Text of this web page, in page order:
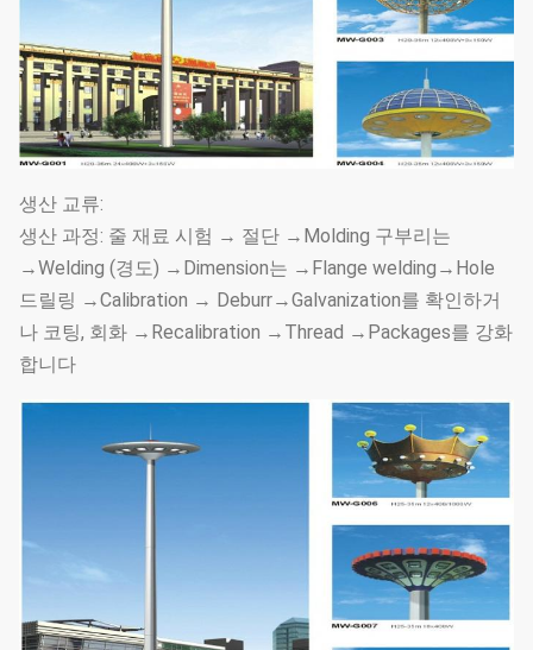
생산 교류:
생산 과정: 줄 재료 시험 → 절단 →Molding 구부리는
→Welding (경도) →Dimension는 →Flange welding→Hole
드릴링 →Calibration → Deburr→Galvanization를 확인하거
나 코팅, 회화 →Recalibration →Thread →Packages를 강화
합니다